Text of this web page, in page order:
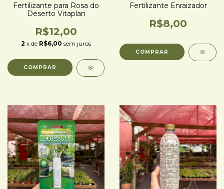
Fertilizante para Rosa do
Deserto Vitaplan
R$12,00
2 x de R$6,00 sem juros
Fertilizante Enraizador
R$8,00